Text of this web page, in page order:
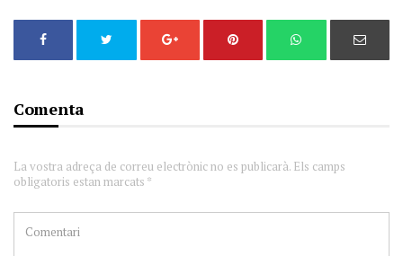
Comenta
La vostra adreça de correu electrònic no es publicarà. Els camps
obligatoris estan marcats *